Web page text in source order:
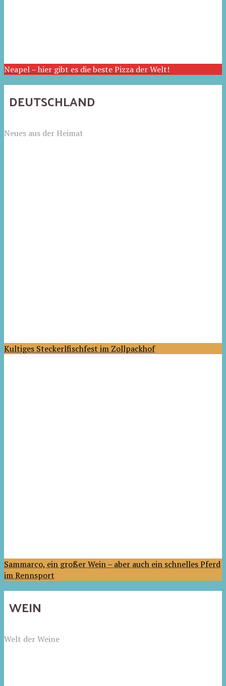
Neapel – hier gibt es die beste Pizza der Welt!
DEUTSCHLAND
Neues aus der Heimat
Kultiges Steckerlfischfest im Zollpackhof
Sammarco, ein großer Wein – aber auch ein schnelles Pferd
im Rennsport
WEIN
Welt der Weine